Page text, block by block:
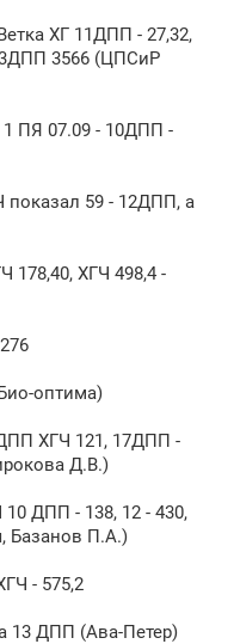
ХГ 11ДПП - 27,32,
3566 (ЦПСиР
1 ПЯ 07.09 - 10ДПП -
показал 59 - 12ДПП, а
178,40, ХГЧ 498,4 -
оптима)
ХГЧ 121, 17ДПП -
Д.В.)
ДПП - 138, 12 - 430,
Базанов П.А.)
- 575,2
13 ДПП (Ава-Петер)